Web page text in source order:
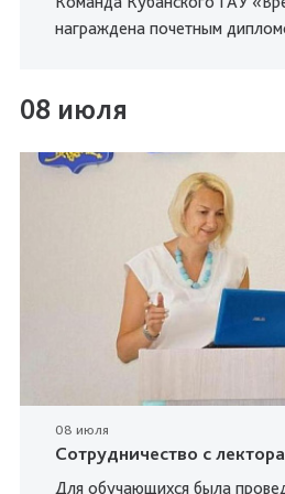
награждена почетным
08 июля
08 июля
Сотрудничество с
Для обучающихся была